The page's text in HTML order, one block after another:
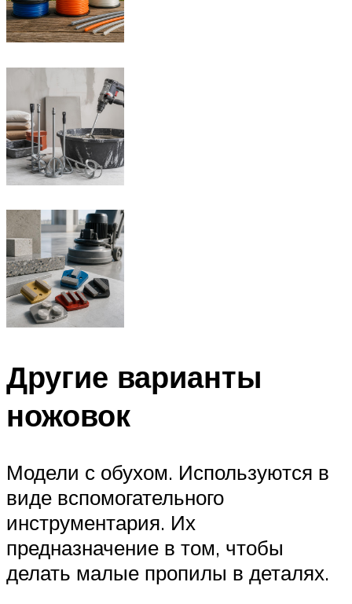
Другие варианты
ножовок
Модели с обухом. Используются в
виде вспомогательного
инструментария. Их
предназначение в том, чтобы
делать малые пропилы в деталях.